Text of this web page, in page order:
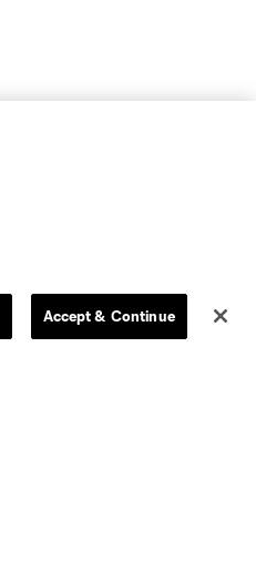
Accept & Continue